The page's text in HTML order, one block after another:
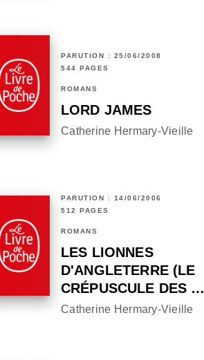
PARUTION : 25/06/2008
544 PAGES
ROMANS
LORD JAMES
Catherine Hermary-Vieille
PARUTION : 14/06/2006
512 PAGES
ROMANS
LES LIONNES
D'ANGLETERRE (LE
CRÉPUSCULE DES …
Catherine Hermary-Vieille